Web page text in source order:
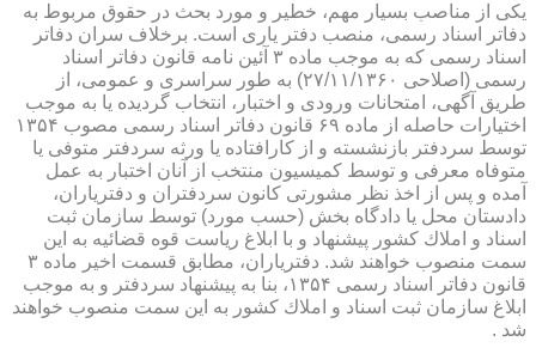
یكی از مناصب بسیار مهم، خطیر و مورد بحث در حقوق مربوط به
دفاتر اسناد رسمی، منصب دفتر یاری است. برخلاف سران دفاتر
اسناد رسمی كه به موجب ماده ۳ آئین نامه قانون دفاتر اسناد
رسمی (اصلاحی ۲۷/۱۱/۱۳۶۰) به طور سراسری و عمومی، از
طریق آگهی، امتحانات ورودی و اختبار، انتخاب گردیده یا به موجب
اختیارات حاصله از ماده ۶۹ قانون دفاتر اسناد رسمی مصوب ۱۳۵۴
توسط سردفتر بازنشسته و از كارافتاده یا ورثه سردفتر متوفی یا
متوفاه معرفی و توسط كمیسیون منتخب از آنان اختبار به عمل
آمده و پس از اخذ نظر مشورتی كانون سردفتران و دفتریاران،
دادستان محل یا دادگاه بخش (حسب مورد) توسط سازمان ثبت
اسناد و املاك كشور پیشنهاد و با ابلاغ ریاست قوه قضائیه به این
سمت منصوب خواهند شد. دفتریاران، مطابق قسمت اخیر ماده ۳
قانون دفاتر اسناد رسمی ۱۳۵۴، بنا به پیشنهاد سردفتر و به موجب
ابلاغ سازمان ثبت اسناد و املاك كشور به این سمت منصوب خواهند
شد .